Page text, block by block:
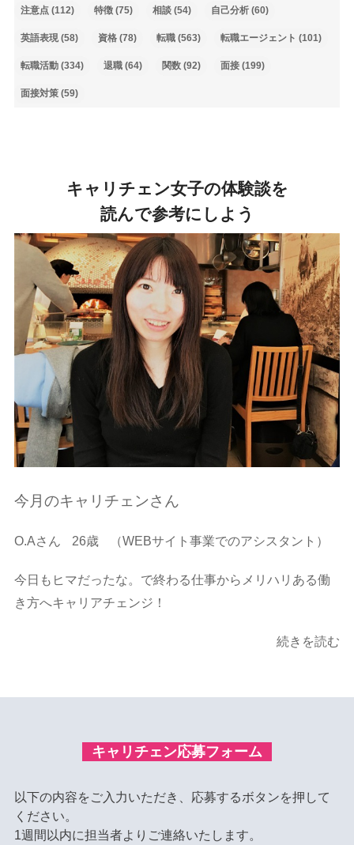
注意点(112) 特徴(75) 相談(54) 自己分析(60)
英語表現(58) 資格(78) 転職(563) 転職エージェント (101)
転職活動(334) 退職(64) 関数(92) 面接(199)
面接対策(59)
キャリチェン女子の体験談を
読んで参考にしよう
今月のキャリチェンさん
O.Aさん 26歳 （WEBサイト事業でのアシスタント）
今日もヒマだったな。で終わる仕事からメリハリある働
き方へキャリアチェンジ！
続きを読む
キャリチェン応募フォーム
以下の内容をご入力いただき、応募するボタンを押して
ください。
1週間以内に担当者よりご連絡いたします。